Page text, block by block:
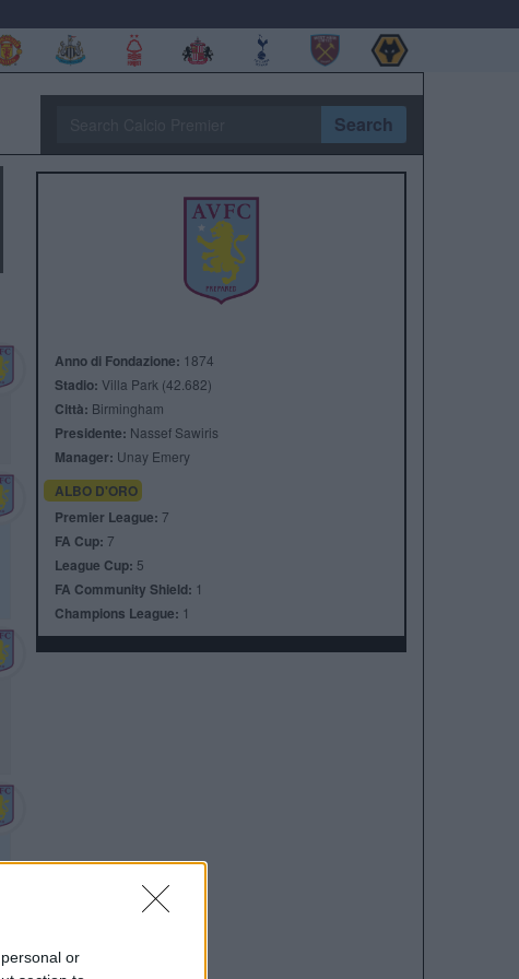
or
Search
Anno di Fondazione: 1874
Stadio: Villa Park (42.682)
Città: Birmingham
Presidente: Nassef Sawiris
Manager: Unay Emery
ALBO D'ORO
Premier League: 7
FA Cup: 7
League Cup: 5
FA Community Shield: 1
Champions League: 1